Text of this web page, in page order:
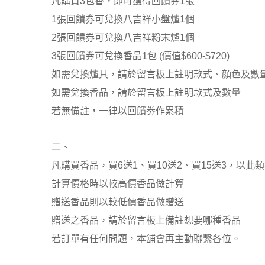
1張回饋券可兌換八吉祥小盤爐1個
2張回饋券可兌換八吉祥粉末爐1個
3張回饋券可兌換香品1包 (價值$600-$720)
如需兌換爐具，請於留言板上註明款式、顏色及數
如需兌換香品，請於留言板上註明款式及數量
若無備註，一律以回饋劵作累積
二、
凡購買香品，買6送1、買10送2、買15送3，以此
計算價格時以較高價香品做計算
贈送香品則以較低價香品做贈送
贈送之香品，請於留言板上備註想要哪種香品
若訂單有任何問題，本舖會再主動聯繫各位。